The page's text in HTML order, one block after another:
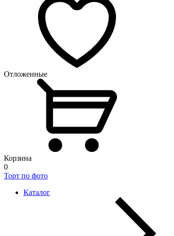
Отложенные
Корзина
0
Торт по фото
Каталог